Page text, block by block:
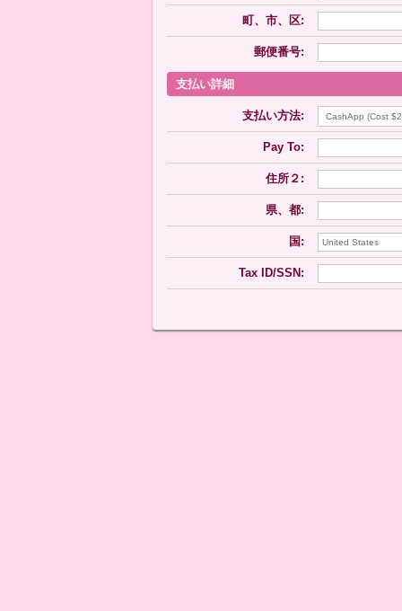
町、市、区:
郵便番号:
支払い詳細
支払い方法:
Pay To:
住所２:
県、都:
国:
Tax ID/SSN: